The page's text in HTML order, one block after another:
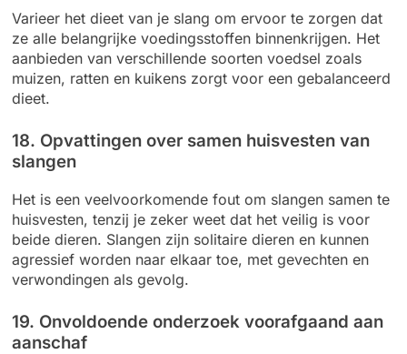
Varieer het dieet van je slang om ervoor te zorgen dat
ze alle belangrijke voedingsstoffen binnenkrijgen. Het
aanbieden van verschillende soorten voedsel zoals
muizen, ratten en kuikens zorgt voor een gebalanceerd
dieet.
18. Opvattingen over samen huisvesten van
slangen
Het is een veelvoorkomende fout om slangen samen te
huisvesten, tenzij je zeker weet dat het veilig is voor
beide dieren. Slangen zijn solitaire dieren en kunnen
agressief worden naar elkaar toe, met gevechten en
verwondingen als gevolg.
19. Onvoldoende onderzoek voorafgaand aan
aanschaf